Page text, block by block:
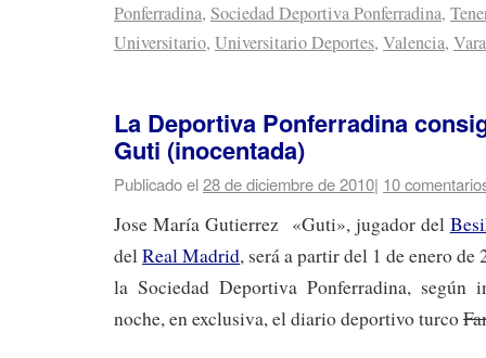
Ponferradina, Sociedad Deportiva Ponferradina,
Universitario, Universitario Deportes, Valencia,
La Deportiva Ponferradina
Guti (inocentada)
Publicado el28 de diciembre de 2010| 10
Jose María Gutierrez «Guti», jugador del
delReal Madrid, será a partir del 1 de enero
la Sociedad Deportiva Ponferradina, según
noche, en exclusiva, el diario deportivo turco